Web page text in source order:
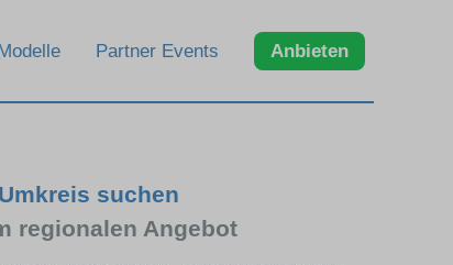
Partner Events Anbieten
suchen
regionalen Angebot